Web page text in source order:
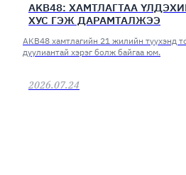
AKB48: ХАМТЛАГТАА
ХУС ГЭЖ ДАРАМТАЛЖЭЭ
AKB48 хамтлагийн 21 жилийн түүхэнд
дуулиантай хэрэг болж байгаа юм.
2026.07.24